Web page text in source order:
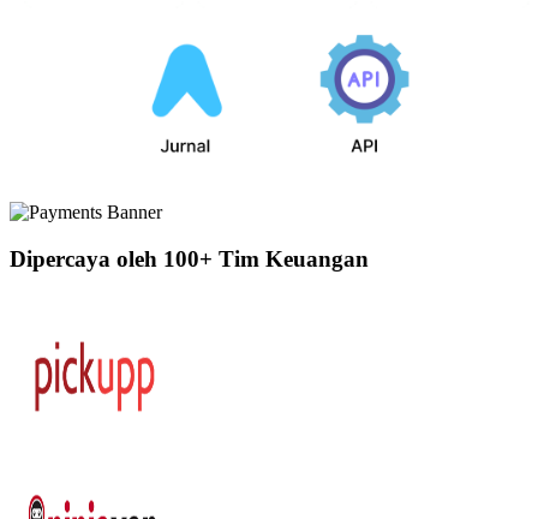
Dipercaya oleh 100+ Tim Keuangan